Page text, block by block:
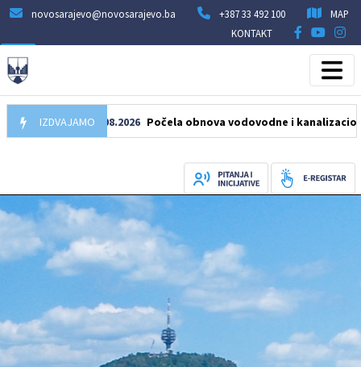
novosarajevo@novosarajevo.ba +387 33 492 100
MAP
KONTAKT
IZDVAJAMO
05.08.2026 Počela obnova vodovodne i kanalizacione